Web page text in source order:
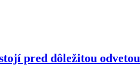
pred dôležitou odvetou